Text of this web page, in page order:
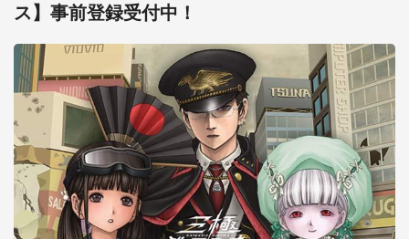
ス】事前登録受付中！